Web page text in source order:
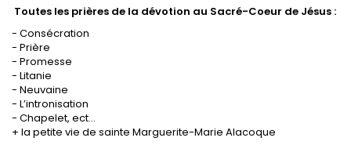
Toutes les prières de la dévotion au Sacré-Coeur de Jésus :
- Consécration
- Prière
- Promesse
- Litanie
- Neuvaine
- L’intronisation
- Chapelet, ect...
+ la petite vie de sainte Marguerite-Marie Alacoque